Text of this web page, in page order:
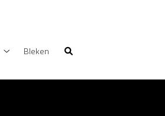
Bleken